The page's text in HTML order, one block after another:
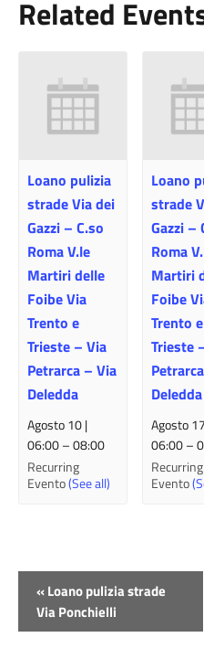
Related
Loano pulizia
strade Via dei
Gazzi – C.so
Roma V.le
Martiri delle
Foibe Via
Trento e
Trieste – Via
Petrarca – Via
Deledda
Agosto 10 |
06:00–08:00
Recurring
Evento(See all)
Loano
strade
Gazzi –
Roma
Martiri
Foibe
Trento e
Trieste
Deledda
Agosto
06:00–
Recurring
Evento
Evento
Navigazione
«Loano pulizia strade
Via Ponchielli